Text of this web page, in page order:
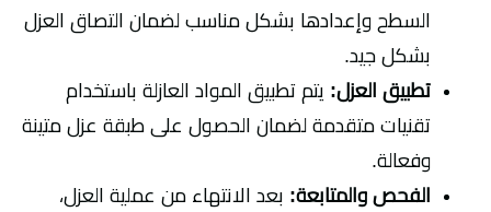
السطح وإعدادها بشكل مناسب لضمان التصاق العزل
بشكل جيد.
تطبيق العزل: يتم تطبيق المواد العازلة باستخدام
تقنيات متقدمة لضمان الحصول على طبقة عزل متينة
وفعالة.
الفحص والمتابعة: بعد الانتهاء من عملية العزل،